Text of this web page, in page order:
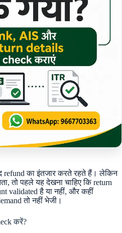
refund का इंतजार करते रहते हैं। लेकिन
तो पहले यह देखना चाहिए कि return
validated है या नहीं, और कहीं
तो नहीं भेजी।
करें?